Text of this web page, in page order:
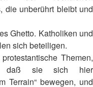
die unberührt bleibt und
Ghetto. Katholiken und
sich beteiligen.
Themen,
daß sie sich hier
Terrain“ bewegen, und